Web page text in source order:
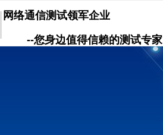
网络通信测试领军企业
--您身边值得信赖的测试专家